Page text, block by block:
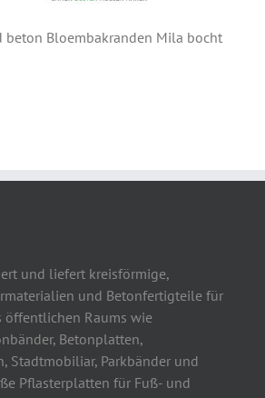
beton Bloembakranden Mila bocht
und liefert kreisförmige,
und Betonfertigteile für
öffentlichen Raums wie
Betonplatten,
Stadtmobiliar, Parkbänder und
Pflasterplatten für Fuß- und